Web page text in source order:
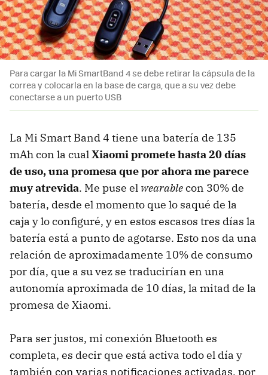
Para cargar la Mi SmartBand 4 se debe retirar la cápsula de la
correa y colocarla en la base de carga, que a su vez debe
conectarse a un puerto USB
La Mi Smart Band 4 tiene una batería de 135
mAh con la cualXiaomi promete hasta 20 días
de uso, una promesa que por ahora me parece
muy atrevida. Me puse el wearablecon 30% de
batería, desde el momento que lo saqué de la
caja y lo configuré, y en estos escasos tres días la
batería está a punto de agotarse. Esto nos da una
relación de aproximadamente 10% de consumo
por día, que a su vez se traducirían en una
autonomía aproximada de 10 días, la mitad de la
promesa de Xiaomi.
Para ser justos, mi conexión Bluetooth es
completa, es decir que está activa todo el día y
también con varias notificaciones activadas, por